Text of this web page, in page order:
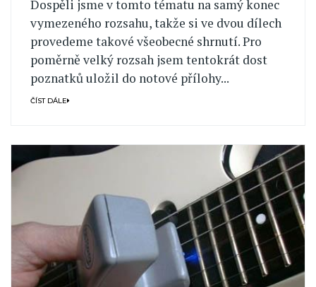
Dospěli jsme v tomto tématu na samý konec
vymezeného rozsahu, takže si ve dvou dílech
provedeme takové všeobecné shrnutí. Pro
poměrně velký rozsah jsem tentokrát dost
poznatků uložil do notové přílohy...
ČÍST DÁLE